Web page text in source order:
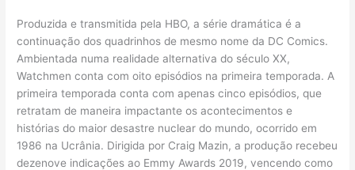
Produzida e transmitida pela HBO, a série dramática é a
continuação dos quadrinhos de mesmo nome da DC Comics.
Ambientada numa realidade alternativa do século XX,
Watchmen conta com oito episódios na primeira temporada. A
primeira temporada conta com apenas cinco episódios, que
retratam de maneira impactante os acontecimentos e
histórias do maior desastre nuclear do mundo, ocorrido em
1986 na Ucrânia. Dirigida por Craig Mazin, a produção recebeu
dezenove indicações ao Emmy Awards 2019, vencendo como